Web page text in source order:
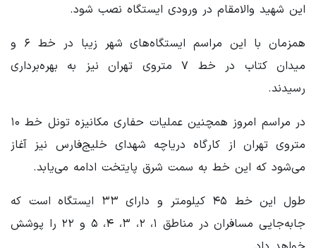
این شهید والامقام در ورودی ایستگاه نصب شود.
همزمان با این مراسم ایستگاه‌های شهر زیبا در خط ۶ و
میدان کتاب در خط ۷ متروی تهران نیز به بهره‌برداری
رسیدند.
در مراسم امروز همچنین عملیات حفاری مکانیزه تونل خط ۱۰
متروی تهران از کارگاه دریاچه شهدای خلیج‌فارس نیز آغاز
می‌شود که این خط به سمت شرق پایتخت ادامه می‌یابد.
طول این خط ۴۵ کیلومتر و دارای ۳۳ ایستگاه است که
جابه‌جایی مسافران در مناطق ۱، ۲، ۳، ۴، ۵ و ۲۲ را پوشش